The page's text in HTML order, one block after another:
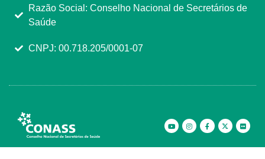
Razão Social: Conselho Nacional de Secretários de
Saúde
CNPJ: 00.718.205/0001-07